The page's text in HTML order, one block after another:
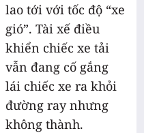
lao tới với tốc độ “xe
gió”. Tài xế điều
khiển chiếc xe tải
vẫn đang cố gắng
lái chiếc xe ra khỏi
đường ray nhưng
không thành.